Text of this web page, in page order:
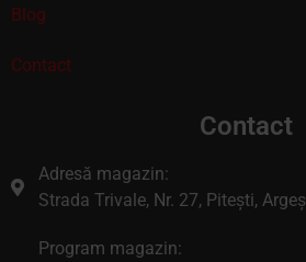
Blog
Contact
Contact
Adresă magazin:
Strada Trivale, Nr. 27, Pitești, Argeș
Program magazin: